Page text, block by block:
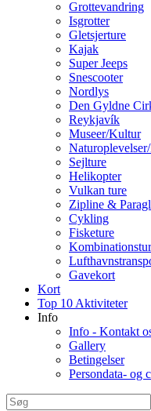
Grottevandring
Isgrotter
Gletsjerture
Kajak
Super Jeeps
Snescooter
Nordlys
Den Gyldne
Reykjavík
Museer/Kultur
Sejlture
Helikopter
Vulkan ture
Zipline &
Cykling
Fisketure
Gavekort
Kort
Top 10 Aktiviteter
Info
Info - Kontakt
Gallery
Betingelser
Persondata- og